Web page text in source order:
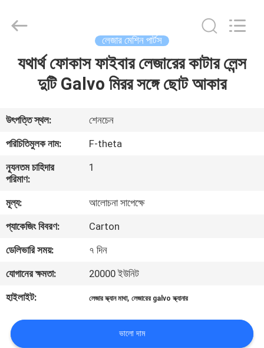
বাড়ি
ভিআর
শো
আমাদের
সম্পর্কে
কারখানা
ভ্রমণ
মান
নিয়ন্ত্রণ
Technology
Reserved.
লেজার মেশিন পার্টস
যথার্থ ফোকাস ফাইবার লেজারের কাটার লেন্স
দুটি Galvo মিরর সঙ্গে ছোট আকার
উৎপত্তি স্থল:
শেনচেন
পরিচিতিমুলক নাম:
F-theta
ন্যূনতম চাহিদার
পরিমাণ:
1
মূল্য:
আলোচনা সাপেক্ষে
প্যাকেজিং বিবরণ:
Carton
ডেলিভারি সময়:
৭ দিন
যোগানের ক্ষমতা:
20000 ইউনিট
হাইলাইট:
লেজার স্ক্যান মাথা,লেজারের galvo স্ক্যানার
ভালো দাম